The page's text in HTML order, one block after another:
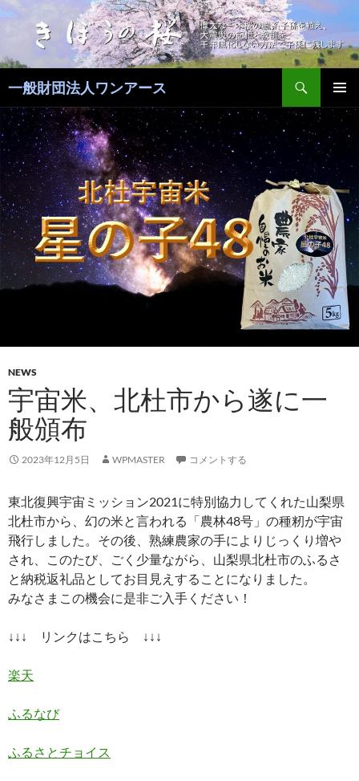
コ
ン
ツ
へ
ス
キ
ッ
プ
一般財団法人ワンアース
メインメ
ニュー
NEWS
宇宙米、北杜市から遂に一
般頒布
2023年12月5日 WPMASTER コメントする
東北復興宇宙ミッション2021に特別協力してくれた山梨県
北杜市から、幻の米と言われる「農林48号」の種籾が宇宙
飛行しました。その後、熟練農家の手によりじっくり増や
され、このたび、ごく少量ながら、山梨県北杜市のふるさ
と納税返礼品としてお目見えすることになりました。
みなさまこの機会に是非ご入手ください！
↓↓↓ リンクはこちら ↓↓↓
楽天
ふるなび
ふるさとチョイス